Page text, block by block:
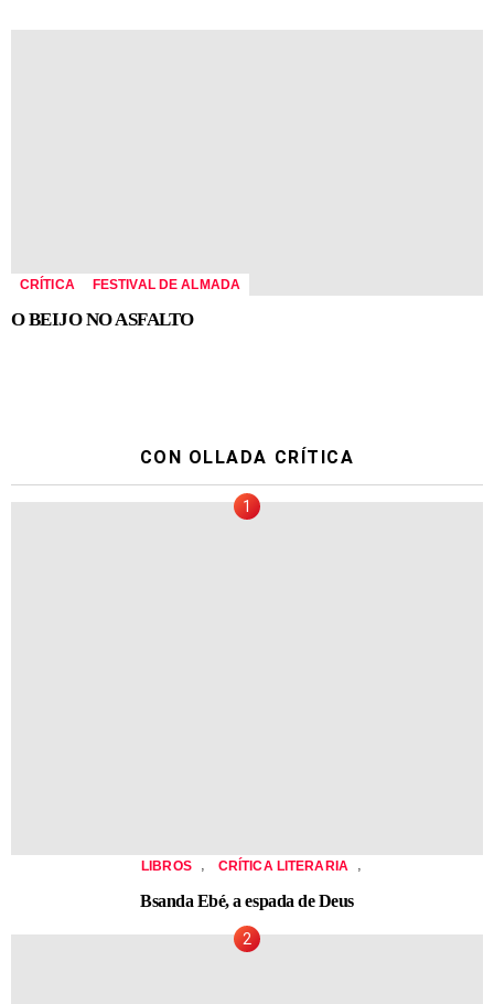
CRÍTICA FESTIVAL DE ALMADA
O BEIJO NO ASFALTO
CON OLLADA CRÍTICA
LIBROS , CRÍTICA LITERARIA ,
Bsanda Ebé, a espada de Deus